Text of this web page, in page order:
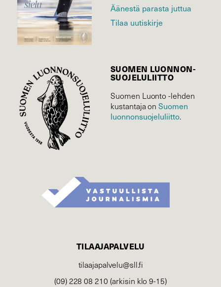
Äänestä parasta juttua
Tilaa uutiskirje
SUOMEN LUONNON­
SUOJELU­LIITTO
Suomen Luonto -lehden
kustantaja onSuomen
luonnonsuojelu­liitto.
TILAAJAPALVELU
tilaajapalvelu@sll.fi
(09) 228 08 210 (arkisin klo 9-15)